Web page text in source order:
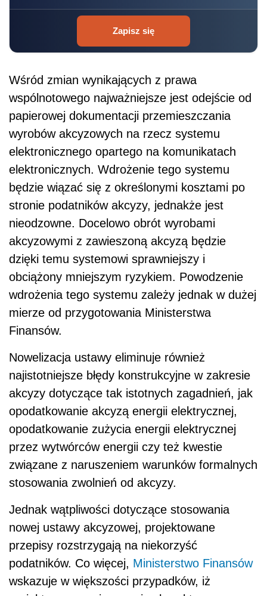
Zapisz się
Wśród zmian wynikających z prawa
wspólnotowego najważniejsze jest odejście od
papierowej dokumentacji przemieszczania
wyrobów akcyzowych na rzecz systemu
elektronicznego opartego na komunikatach
elektronicznych. Wdrożenie tego systemu
będzie wiązać się z określonymi kosztami po
stronie podatników akcyzy, jednakże jest
nieodzowne. Docelowo obrót wyrobami
akcyzowymi z zawieszoną akcyzą będzie
dzięki temu systemowi sprawniejszy i
obciążony mniejszym ryzykiem. Powodzenie
wdrożenia tego systemu zależy jednak w dużej
mierze od przygotowania Ministerstwa
Finansów.
Nowelizacja ustawy eliminuje również
najistotniejsze błędy konstrukcyjne w zakresie
akcyzy dotyczące tak istotnych zagadnień, jak
opodatkowanie akcyzą energii elektrycznej,
opodatkowanie zużycia energii elektrycznej
przez wytwórców energii czy też kwestie
związane z naruszeniem warunków formalnych
stosowania zwolnień od akcyzy.
Jednak wątpliwości dotyczące stosowania
nowej ustawy akcyzowej, projektowane
przepisy rozstrzygają na niekorzyść
podatników. Co więcej, Ministerstwo Finansów
wskazuje w większości przypadków, iż